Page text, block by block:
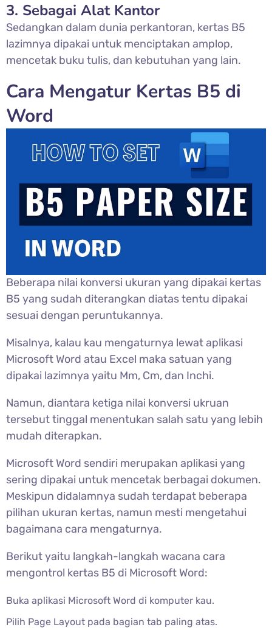
3. Sebagai Alat Kantor
Sedangkan dalam dunia perkantoran, kertas B5
lazimnya dipakai untuk menciptakan amplop,
mencetak buku tulis, dan kebutuhan yang lain.
Cara Mengatur Kertas B5 di
Word
Beberapa nilai konversi ukuran yang dipakai kertas
B5 yang sudah diterangkan diatas tentu dipakai
sesuai dengan peruntukannya.
Misalnya, kalau kau mengaturnya lewat aplikasi
Microsoft Word atau Excel maka satuan yang
dipakai lazimnya yaitu Mm, Cm, dan Inchi.
Namun, diantara ketiga nilai konversi ukruan
tersebut tinggal menentukan salah satu yang lebih
mudah diterapkan.
Microsoft Word sendiri merupakan aplikasi yang
sering dipakai untuk mencetak berbagai dokumen.
Meskipun didalamnya sudah terdapat beberapa
pilihan ukuran kertas, namun mesti mengetahui
bagaimana cara mengaturnya.
Berikut yaitu langkah-langkah wacana cara
mengontrol kertas B5 di Microsoft Word:
Buka aplikasi Microsoft Word di komputer kau.
Pilih Page Layout pada bagian tab paling atas.